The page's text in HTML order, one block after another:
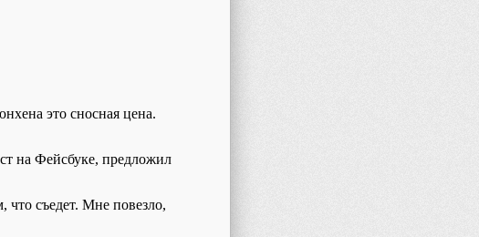
это сносная цена.
на Фейсбуке, предложил
что съедет. Мне повезло,